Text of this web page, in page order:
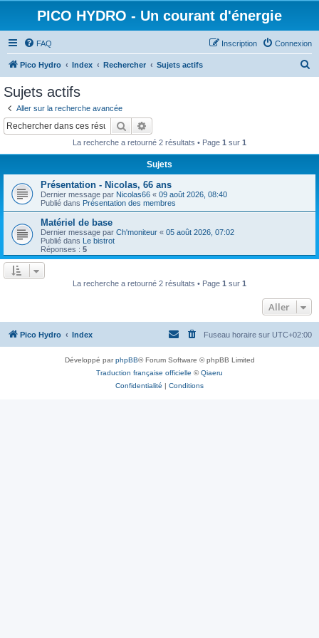
PICO HYDRO - Un courant d'énergie
FAQ Connexion
Inscription
Pico Hydro Index Rechercher Sujets actifs
Sujets actifs
Aller sur la recherche avancée
Rechercher
La recherche a retourné 2 résultats • Page 1 sur 1
Sujets
Présentation - Nicolas, 66 ans
Dernier message par Nicolas66 « 09 août 2026, 08:40
Publié dans Présentation des membres
Matériel de base
Dernier message par Ch'moniteur « 05 août 2026, 07:02
Publié dans Le bistrot
Réponses : 5
La recherche a retourné 2 résultats • Page 1 sur 1
Aller
Pico Hydro Index Fuseau horaire sur UTC+02:00
Développé parphpBB® Forum Software © phpBB Limited
Traduction française officielle ©Qiaeru
Confidentialité | Conditions